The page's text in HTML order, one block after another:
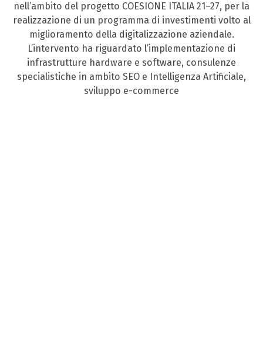
nell’ambito del progetto COESIONE ITALIA 21–27, per la
realizzazione di un programma di investimenti volto al
miglioramento della digitalizzazione aziendale.
L’intervento ha riguardato l’implementazione di
infrastrutture hardware e software, consulenze
specialistiche in ambito SEO e Intelligenza Artificiale,
sviluppo e-commerce